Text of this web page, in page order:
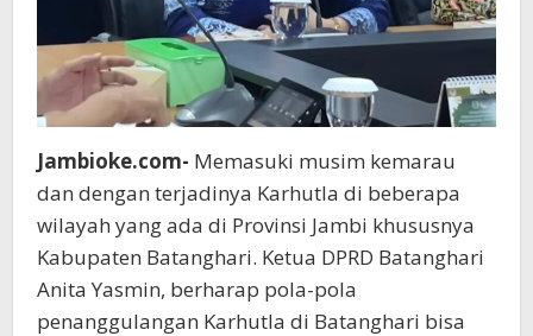
Jambioke.com- Memasuki musim kemarau
dan dengan terjadinya Karhutla di beberapa
wilayah yang ada di Provinsi Jambi khususnya
Kabupaten Batanghari. Ketua DPRD Batanghari
Anita Yasmin, berharap pola-pola
penanggulangan Karhutla di Batanghari bisa